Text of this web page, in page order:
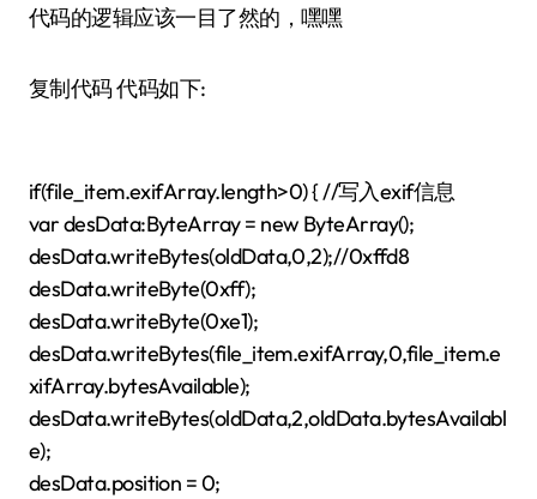
代码的逻辑应该一目了然的，嘿嘿
复制代码 代码如下:
if(file_item.exifArray.length>0) { //写入exif信息
var desData:ByteArray = new ByteArray();
desData.writeBytes(oldData,0,2);//0xffd8
desData.writeByte(0xff);
desData.writeByte(0xe1);
desData.writeBytes(file_item.exifArray,0,file_item.e
xifArray.bytesAvailable);
desData.writeBytes(oldData,2,oldData.bytesAvailabl
e);
desData.position = 0;